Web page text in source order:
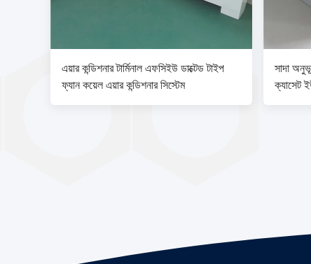
এয়ার কন্ডিশনার টার্মিনাল এফসিইউ ডাক্টেড টাইপ
ফ্যান কয়েল এয়ার কন্ডিশনার সিস্টেম
সাদা
ক্যাসেট